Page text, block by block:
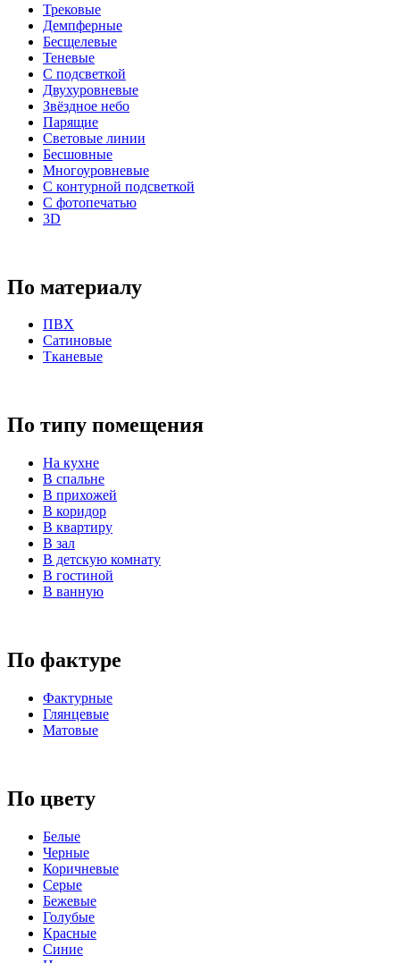
Трековые
Демпферные
Бесщелевые
Теневые
С подсветкой
Двухуровневые
Звёздное небо
Парящие
Световые линии
Бесшовные
Многоуровневые
С контурной подсветкой
С фотопечатью
3D
По материалу
ПВХ
Сатиновые
Тканевые
По типу помещения
На кухне
В спальне
В прихожей
В коридор
В квартиру
В зал
В детскую комнату
В гостиной
В ванную
По фактуре
Фактурные
Глянцевые
Матовые
По цвету
Белые
Черные
Коричневые
Серые
Бежевые
Голубые
Красные
Синие